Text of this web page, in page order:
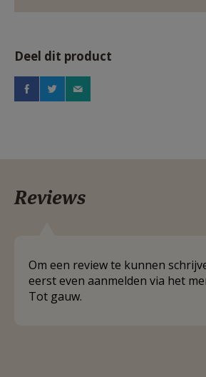
Deel dit product
Reviews
Om een review te kunnen
eerst even aanmelden via het
Tot gauw.